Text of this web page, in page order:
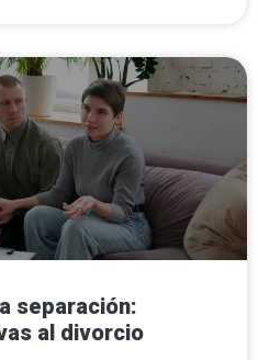
separación:
al divorcio